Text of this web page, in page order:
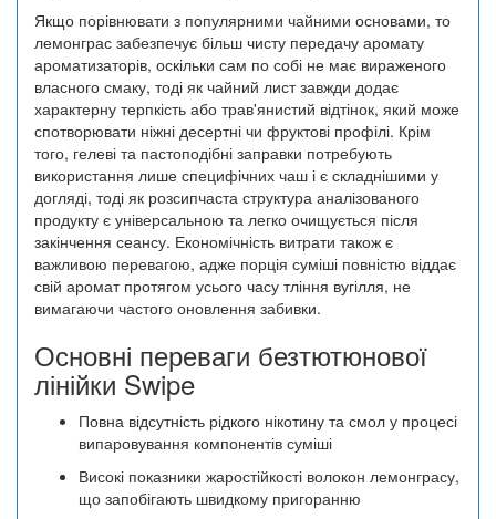
Якщо порівнювати з популярними чайними основами, то
лемонграс забезпечує більш чисту передачу аромату
ароматизаторів, оскільки сам по собі не має вираженого
власного смаку, тоді як чайний лист завжди додає
характерну терпкість або трав'янистий відтінок, який може
спотворювати ніжні десертні чи фруктові профілі. Крім
того, гелеві та пастоподібні заправки потребують
використання лише специфічних чаш і є складнішими у
догляді, тоді як розсипчаста структура аналізованого
продукту є універсальною та легко очищується після
закінчення сеансу. Економічність витрати також є
важливою перевагою, адже порція суміші повністю віддає
свій аромат протягом усього часу тління вугілля, не
вимагаючи частого оновлення забивки.
Основні переваги безтютюнової
лінійки Swipe
Повна відсутність рідкого нікотину та смол у процесі
випаровування компонентів суміші
Високі показники жаростійкості волокон лемонграсу,
що запобігають швидкому пригоранню